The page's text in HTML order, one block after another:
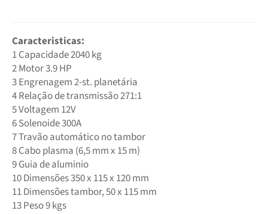
Caracteristicas:
1 Capacidade 2040 kg
2 Motor 3.9 HP
3 Engrenagem 2-st. planetária
4 Relação de transmissão 271:1
5 Voltagem 12V
6 Solenoide 300A
7 Travão automático no tambor
8 Cabo plasma (6,5 mm x 15 m)
9 Guia de aluminio
10 Dimensões 350 x 115 x 120 mm
11 Dimensões tambor, 50 x 115 mm
13 Peso 9 kgs